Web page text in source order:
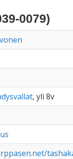
0079)
, yli 8v